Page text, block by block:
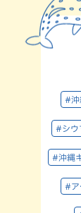
#沖
#シウ
#沖縄
#ア